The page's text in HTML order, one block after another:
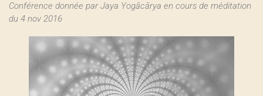
Conférence donnée par Jaya Yogācārya en cours de méditation
du 4 nov 2016